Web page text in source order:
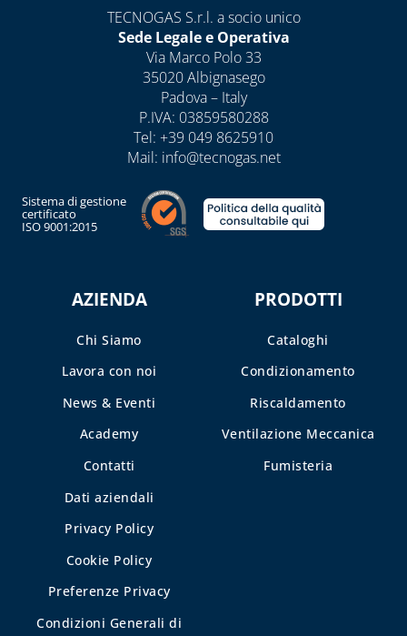
TECNOGAS S.r.l. a socio unico
Sede Legale e Operativa
Via Marco Polo 33
35020 Albignasego
Padova – Italy
P.IVA: 03859580288
Tel: +39 049 8625910
Mail: info@tecnogas.net
Sistema di gestione
certificato
ISO 9001:2015
AZIENDA
Chi Siamo
Lavora con noi
News & Eventi
Academy
Contatti
Dati aziendali
Privacy Policy
Cookie Policy
Preferenze Privacy
Condizioni Generali di
PRODOTTI
Cataloghi
Condizionamento
Riscaldamento
Ventilazione Meccanica
Fumisteria